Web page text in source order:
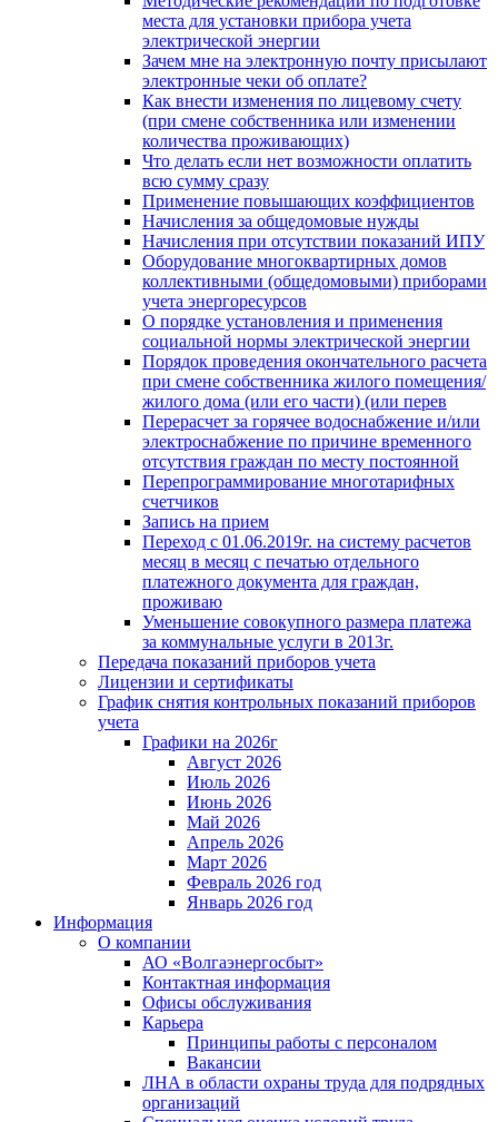
места для установки прибора учета
электрической энергии
Зачем мне на электронную почту присылают
электронные чеки об оплате?
Как внести изменения по лицевому счету
(при смене собственника или изменении
количества проживающих)
Что делать если нет возможности оплатить
всю сумму сразу
Применение повышающих коэффициентов
Начисления за общедомовые нужды
Начисления при отсутствии показаний ИПУ
Оборудование многоквартирных домов
коллективными (общедомовыми) приборами
учета энергоресурсов
О порядке установления и применения
социальной нормы электрической энергии
Порядок проведения окончательного расчета
при смене собственника жилого помещения/
жилого дома (или его части) (или перев
Перерасчет за горячее водоснабжение и/или
электроснабжение по причине временного
отсутствия граждан по месту постоянной
Перепрограммирование многотарифных
счетчиков
Запись на прием
Переход с 01.06.2019г. на систему расчетов
месяц в месяц с печатью отдельного
платежного документа для граждан,
проживаю
Уменьшение совокупного размера платежа
за коммунальные услуги в 2013г.
Передача показаний приборов учета
Лицензии и сертификаты
График снятия контрольных показаний приборов
учета
Графики на 2026г
Август 2026
Июль 2026
Июнь 2026
Май 2026
Апрель 2026
Март 2026
Февраль 2026 год
Январь 2026 год
Информация
О компании
АО «Волгаэнергосбыт»
Контактная информация
Офисы обслуживания
Карьера
Принципы работы с персоналом
Вакансии
ЛНА в области охраны труда для подрядных
организаций